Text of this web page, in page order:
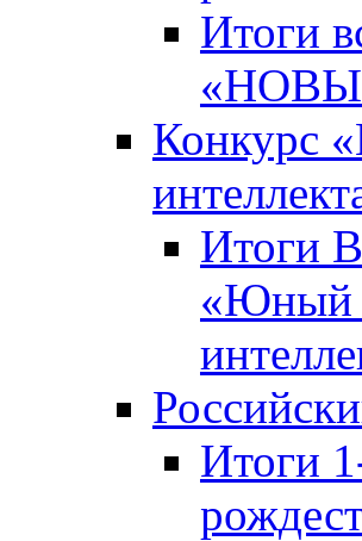
Итоги
Конкурс
Итоги
«Юный
Итоги